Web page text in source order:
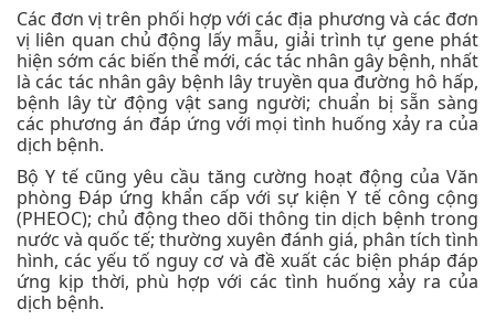
Các đơn vị trên phối hợp với các địa phương và các đơn
vị liên quan chủ động lấy mẫu, giải trình tự gene phát
hiện sớm các biến thể mới, các tác nhân gây bệnh, nhất
là các tác nhân gây bệnh lây truyền qua đường hô hấp,
bệnh lây từ động vật sang người; chuẩn bị sẵn sàng
các phương án đáp ứng với mọi tình huống xảy ra của
dịch bệnh.
Bộ Y tế cũng yêu cầu tăng cường hoạt động của Văn
phòng Đáp ứng khẩn cấp với sự kiện Y tế công cộng
(PHEOC); chủ động theo dõi thông tin dịch bệnh trong
nước và quốc tế; thường xuyên đánh giá, phân tích tình
hình, các yếu tố nguy cơ và đề xuất các biện pháp đáp
ứng kịp thời, phù hợp với các tình huống xảy ra của
dịch bệnh.